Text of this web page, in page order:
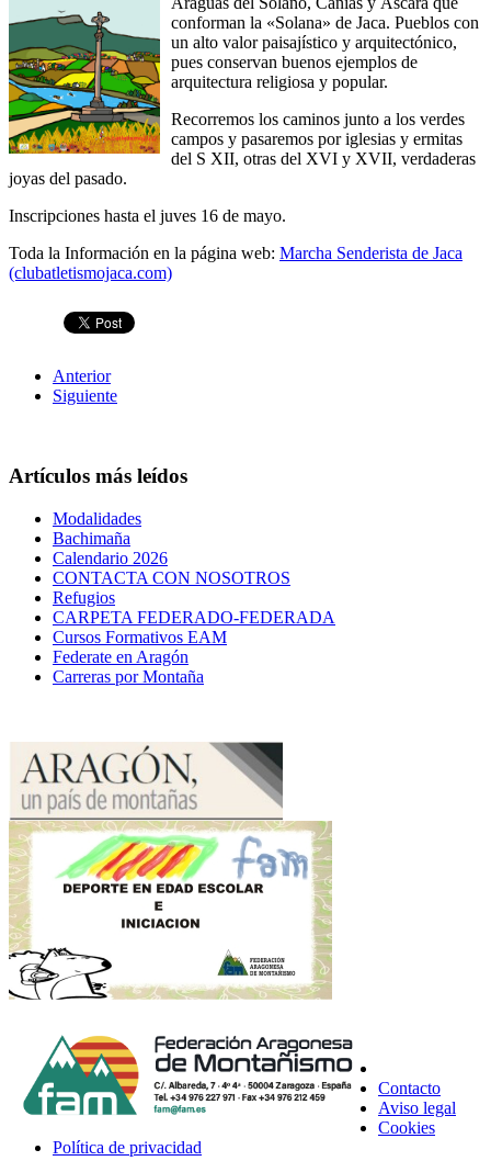
conforman la «Solana» de Jaca. Pueblos con
un alto valor paisajístico y arquitectónico,
pues conservan buenos ejemplos de
arquitectura religiosa y popular.
Recorremos los caminos junto a los verdes
campos y pasaremos por iglesias y ermitas
del S XII, otras del XVI y XVII, verdaderas
joyas del pasado.
Inscripciones hasta el juves 16 de mayo.
Toda la Información en la página web: Marcha Senderista de Jaca
(clubatletismojaca.com)
Anterior
Siguiente
Artículos más leídos
Modalidades
Bachimaña
Calendario 2026
CONTACTA CON NOSOTROS
Refugios
CARPETA FEDERADO-FEDERADA
Cursos Formativos EAM
Federate en Aragón
Carreras por Montaña
Contacto
Aviso legal
Cookies
Política de privacidad